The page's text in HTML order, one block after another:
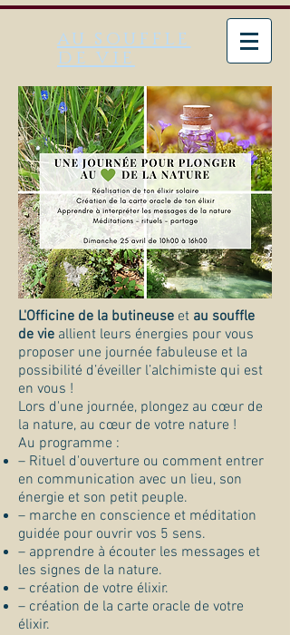
au souffle
de vie
L'Officine de la butineuse et au souffle
de vie allient leurs énergies pour vous
proposer une journée fabuleuse et la
possibilité d’éveiller l’alchimiste qui est
en vous !
Lors d'une journée, plongez au cœur de
la nature, au cœur de votre nature !
Au programme :
– Rituel d'ouverture ou comment entrer
en communication avec un lieu, son
énergie et son petit peuple.
– marche en conscience et méditation
guidée pour ouvrir vos 5 sens.
– apprendre à écouter les messages et
les signes de la nature.
– création de votre élixir.
– création de la carte oracle de votre
élixir.